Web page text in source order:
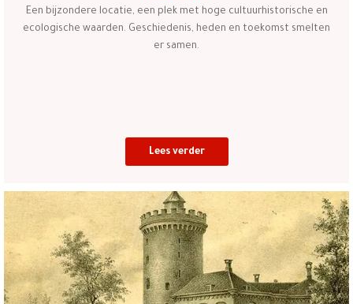
Een bijzondere locatie, een plek met hoge cultuurhistorische en
ecologische waarden. Geschiedenis, heden en toekomst smelten
er samen.
Lees verder